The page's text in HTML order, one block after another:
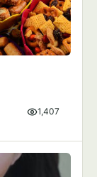
1,407